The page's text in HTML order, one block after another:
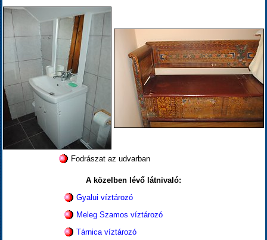
Fodrászat az udvarban
A közelben lévő látnivaló:
Gyalui víztározó
Meleg Szamos víztározó
Tárnica víztározó